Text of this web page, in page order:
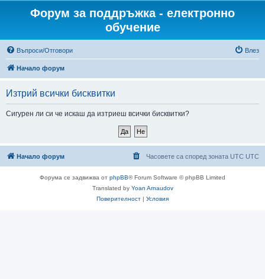
Форум за поддръжка - електронно
обучение
Въпроси/Отговори Влез
Начало форум
Изтрий всички бисквитки
Сигурен ли си че искаш да изтриеш всички бисквитки?
Начало форум Часовете са според зоната UTC UTC
Форума се задвижва от phpBB® Forum Software © phpBB Limited
Translated by Yoan Arnaudov
Поверителност | Условия